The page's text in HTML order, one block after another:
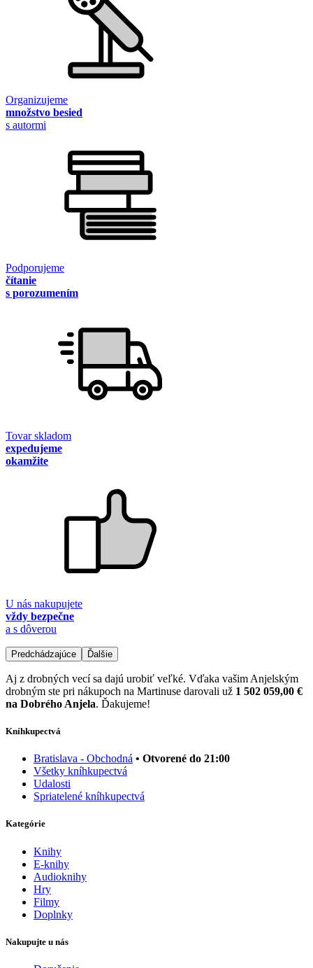
Organizujeme
množstvo besied
s autormi
Podporujeme
čítanie
s porozumením
Tovar skladom
expedujeme
okamžite
U nás nakupujete
vždy bezpečne
a s dôverou
Predchádzajúce Ďalšie
Aj z drobných vecí sa dajú urobiť veľké. Vďaka vašim Anjelským
drobným ste pri nákupoch na Martinuse darovali už 1 502 059,00 €
na Dobrého Anjela. Ďakujeme!
Kníhkupectvá
Bratislava - Obchodná • Otvorené do 21:00
Všetky kníhkupectvá
Udalosti
Spriatelené kníhkupectvá
Kategórie
Knihy
E-knihy
Audioknihy
Hry
Filmy
Doplnky
Nakupujte u nás